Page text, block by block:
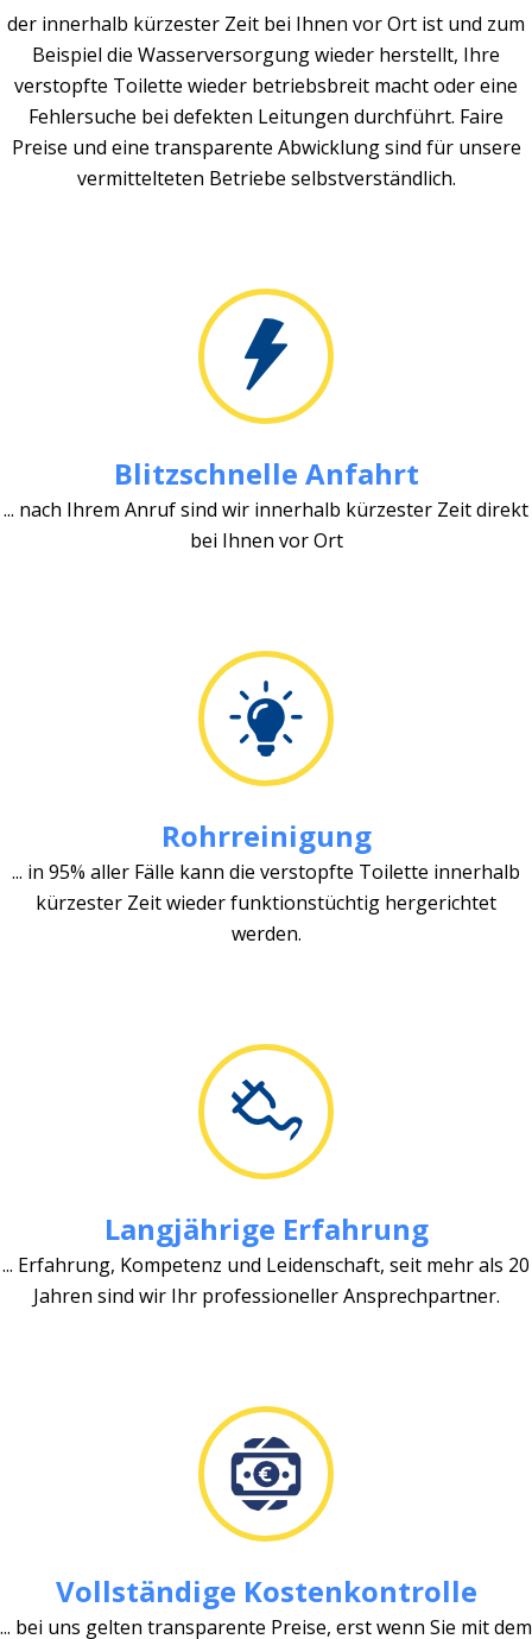
der innerhalb kürzester Zeit bei Ihnen vor Ort ist und zum
Beispiel die Wasserversorgung wieder herstellt, Ihre
verstopfte Toilette wieder betriebsbreit macht oder eine
Fehlersuche bei defekten Leitungen durchführt. Faire
Preise und eine transparente Abwicklung sind für unsere
vermittelteten Betriebe selbstverständlich.
Blitzschnelle Anfahrt
... nach Ihrem Anruf sind wir innerhalb kürzester Zeit direkt
bei Ihnen vor Ort
Rohrreinigung
... in 95% aller Fälle kann die verstopfte Toilette innerhalb
kürzester Zeit wieder funktionstüchtig hergerichtet
werden.
Langjährige Erfahrung
... Erfahrung, Kompetenz und Leidenschaft, seit mehr als 20
Jahren sind wir Ihr professioneller Ansprechpartner.
Vollständige Kostenkontrolle
... bei uns gelten transparente Preise, erst wenn Sie mit dem